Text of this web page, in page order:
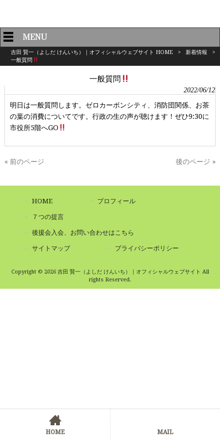
MENU
吉田 賢一（よしだ けんいち）｜オフィシャルウェブサイト HOME > 新着情報
>
一般質問
一般質問
2022/06/12
明日は一般質問します。ゼロカーボンシティ、消防団関係、お茶
の葉の消費についてです。行政の生の声が聴けます！ぜひ9:30に
市役所5階へGO
« 前のページ 後のページ »
HOME プロフィール
７つの提言
後援会入会、お問い合わせはこちら
サイトマップ プライバシーポリシー
Copyright © 2026 吉田 賢一（よしだ けんいち）｜オフィシャルウェブサイト All
rights Reserved.
HOME MAIL